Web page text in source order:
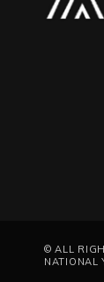
© ALL
NATIONAL